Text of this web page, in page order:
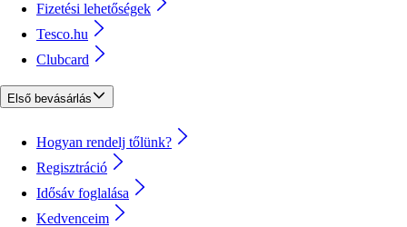
Fizetési lehetőségek
Tesco.hu
Clubcard
Első bevásárlás
Hogyan rendelj tőlünk?
Regisztráció
Idősáv foglalása
Kedvenceim